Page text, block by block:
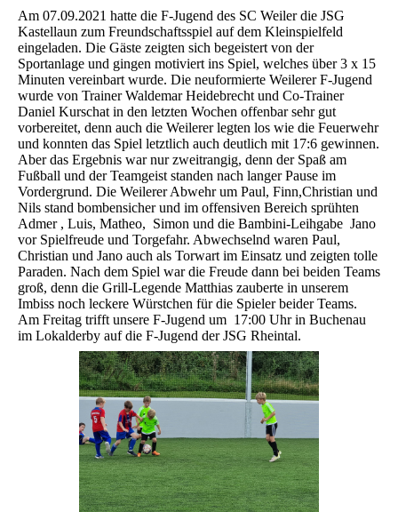
Am 07.09.2021 hatte die F-Jugend des SC Weiler die JSG
Kastellaun zum Freundschaftsspiel auf dem Kleinspielfeld
eingeladen. Die Gäste zeigten sich begeistert von der
Sportanlage und gingen motiviert ins Spiel, welches über 3 x 15
Minuten vereinbart wurde. Die neuformierte Weilerer F-Jugend
wurde von Trainer Waldemar Heidebrecht und Co-Trainer
Daniel Kurschat in den letzten Wochen offenbar sehr gut
vorbereitet, denn auch die Weilerer legten los wie die Feuerwehr
und konnten das Spiel letztlich auch deutlich mit 17:6 gewinnen.
Aber das Ergebnis war nur zweitrangig, denn der Spaß am
Fußball und der Teamgeist standen nach langer Pause im
Vordergrund. Die Weilerer Abwehr um Paul, Finn,Christian und
Nils stand bombensicher und im offensiven Bereich sprühten
Admer , Luis, Matheo, Simon und die Bambini-Leihgabe Jano
vor Spielfreude und Torgefahr. Abwechselnd waren Paul,
Christian und Jano auch als Torwart im Einsatz und zeigten tolle
Paraden. Nach dem Spiel war die Freude dann bei beiden Teams
groß, denn die Grill-Legende Matthias zauberte in unserem
Imbiss noch leckere Würstchen für die Spieler beider Teams.
Am Freitag trifft unsere F-Jugend um 17:00 Uhr in Buchenau
im Lokalderby auf die F-Jugend der JSG Rheintal.